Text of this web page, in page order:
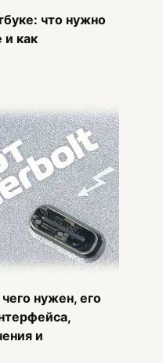
что нужно
и как
нужен, его
и